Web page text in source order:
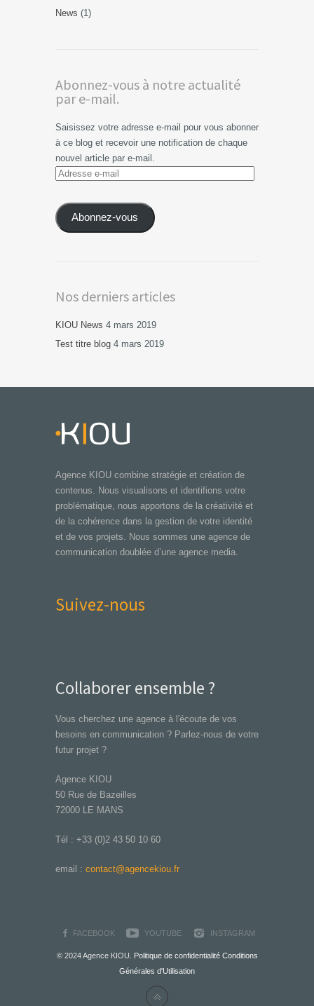
News (1)
Abonnez-vous à notre actualité
par e-mail.
Saisissez votre adresse e-mail pour vous abonner
à ce blog et recevoir une notification de chaque
nouvel article par e-mail.
Adresse
mail
Abonnez-vous
Nos derniers articles
KIOU News 4 mars 2019
Test titre blog 4 mars 2019
Agence KIOU combine stratégie et création de
contenus. Nous visualisons et identifions votre
problématique, nous apportons de la créativité et
de la cohérence dans la gestion de votre identité
et de vos projets. Nous sommes une agence de
communication doublée d’une agence media.
Suivez-nous
Collaborer ensemble ?
Vous cherchez une agence à l'écoute de vos
besoins en communication ? Parlez-nous de votre
futur projet ?
Agence KIOU
50 Rue de Bazeilles
72000 LE MANS
Tél : +33 (0)2 43 50 10 60
email : contact@agencekiou.fr
FACEBOOK YOUTUBE INSTAGRAM
© 2024 Agence KIOU. Politique de confidentialité Conditions
Générales d'Utilisation